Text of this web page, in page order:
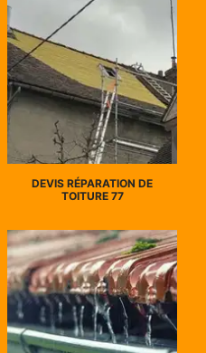
DEVIS RÉPARATION DE
TOITURE 77